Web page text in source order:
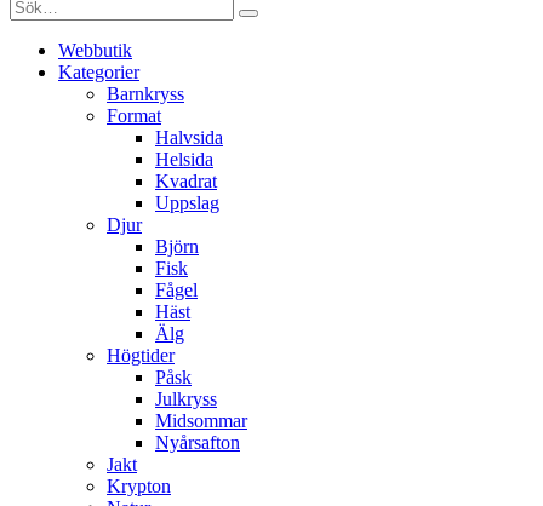
Webbutik
Kategorier
Barnkryss
Format
Halvsida
Helsida
Kvadrat
Uppslag
Djur
Björn
Fisk
Fågel
Häst
Älg
Högtider
Påsk
Julkryss
Midsommar
Nyårsafton
Jakt
Krypton